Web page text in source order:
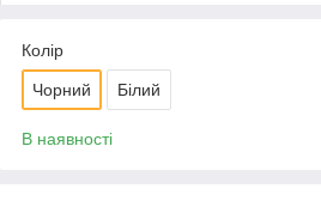
Колір
Чорний Білий
В наявності